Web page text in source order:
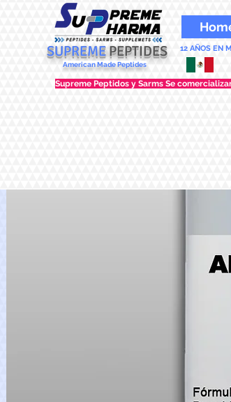
SUPREMEPEPTIDES 12 AÑOS EN
American Made Peptides
Supreme Peptidos y Sarms Se